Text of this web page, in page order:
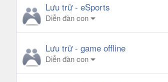
Lưu trữ - eSports
Diễn đàn con
Lưu trữ - game offline
Diễn đàn con